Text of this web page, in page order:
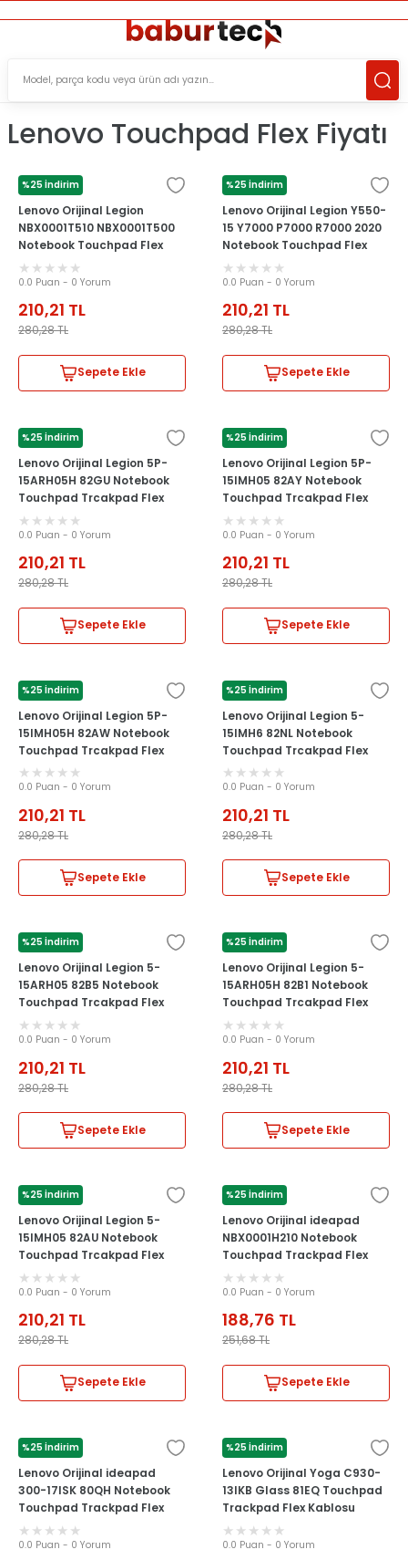
Lenovo Touchpad Flex Fiyatı
%25 İndirim
LENOVO
Lenovo Orijinal Legion
NBX0001T510 NBX0001T500
Notebook Touchpad Flex
Kablosu
0.0 Puan - 0 Yorum
210,21 TL
280,28TL
Sepete Ekle
%25 İndirim
LENOVO
Lenovo Orijinal Legion Y550-
15 Y7000 P7000 R7000 2020
Notebook Touchpad Flex
Kablosu
0.0 Puan - 0 Yorum
210,21 TL
280,28TL
Sepete Ekle
%25 İndirim
LENOVO
Lenovo Orijinal Legion 5P-
15ARH05H 82GU Notebook
Touchpad Trcakpad Flex
Kablosu
0.0 Puan - 0 Yorum
210,21 TL
280,28TL
Sepete Ekle
%25 İndirim
LENOVO
Lenovo Orijinal Legion 5P-
15IMH05 82AY Notebook
Touchpad Trcakpad Flex
Kablosu
0.0 Puan - 0 Yorum
210,21 TL
280,28TL
Sepete Ekle
%25 İndirim
LENOVO
Lenovo Orijinal Legion 5P-
15IMH05H 82AW Notebook
Touchpad Trcakpad Flex
Kablosu
0.0 Puan - 0 Yorum
210,21 TL
280,28TL
Sepete Ekle
%25 İndirim
LENOVO
Lenovo Orijinal Legion 5-
15IMH6 82NL Notebook
Touchpad Trcakpad Flex
Kablosu
0.0 Puan - 0 Yorum
210,21 TL
280,28TL
Sepete Ekle
%25 İndirim
LENOVO
Lenovo Orijinal Legion 5-
15ARH05 82B5 Notebook
Touchpad Trcakpad Flex
Kablosu
0.0 Puan - 0 Yorum
210,21 TL
280,28TL
Sepete Ekle
%25 İndirim
LENOVO
Lenovo Orijinal Legion 5-
15ARH05H 82B1 Notebook
Touchpad Trcakpad Flex
Kablosu
0.0 Puan - 0 Yorum
210,21 TL
280,28TL
Sepete Ekle
%25 İndirim
LENOVO
Lenovo Orijinal Legion 5-
15IMH05 82AU Notebook
Touchpad Trcakpad Flex
Kablosu
0.0 Puan - 0 Yorum
210,21 TL
280,28TL
Sepete Ekle
%25 İndirim
LENOVO
Lenovo Orijinal ideapad
NBX0001H210 Notebook
Touchpad Trackpad Flex
Kablosu
0.0 Puan - 0 Yorum
188,76 TL
251,68TL
Sepete Ekle
%25 İndirim
LENOVO
Lenovo Orijinal ideapad
300-17ISK 80QH Notebook
Touchpad Trackpad Flex
Kablosu
0.0 Puan - 0 Yorum
%25 İndirim
LENOVO
Lenovo Orijinal Yoga C930-
13IKB Glass 81EQ Touchpad
Trackpad Flex Kablosu
NBX0001MH10
0.0 Puan - 0 Yorum